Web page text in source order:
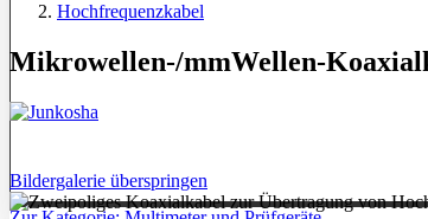
Hochfrequenzkabel
Mikrowellen-/mmWellen-
Bildergalerie überspringen